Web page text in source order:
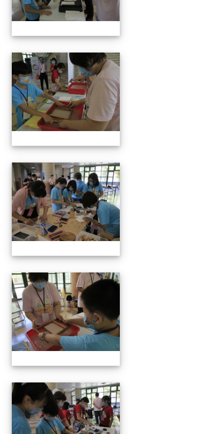
手抄紙體驗
手抄紙體驗
手抄紙體驗
手抄紙體驗